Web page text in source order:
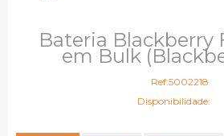
Bateria Blackberry
em Bulk
Ref:5002218
Disponibilidade: